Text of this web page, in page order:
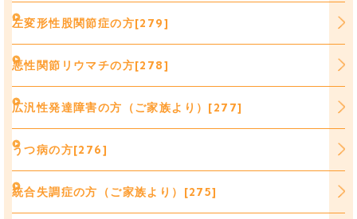
左変形性股関節症の方[279]
悪性関節リウマチの方[278]
広汎性発達障害の方（ご家族より）[277]
うつ病の方[276]
統合失調症の方（ご家族より）[275]